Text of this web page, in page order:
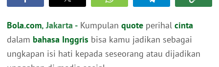
Bola.com, Jakarta - Kumpulan quote perihal cinta
dalam bahasa Inggris bisa kamu jadikan sebagai
ungkapan isi hati kepada seseorang atau dijadikan